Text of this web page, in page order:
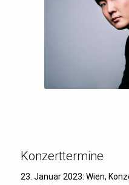
Konzerttermine
23. Januar 2023: Wien,